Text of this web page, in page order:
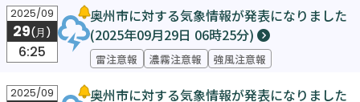
2025/09
29(月)
6:25
奥州市に対する気象情報が発表になりました
(2025年09月29日 06時25分)
雷注意報 濃霧注意報 強風注意報
2025/09
奥州市に対する気象情報が発表になりました